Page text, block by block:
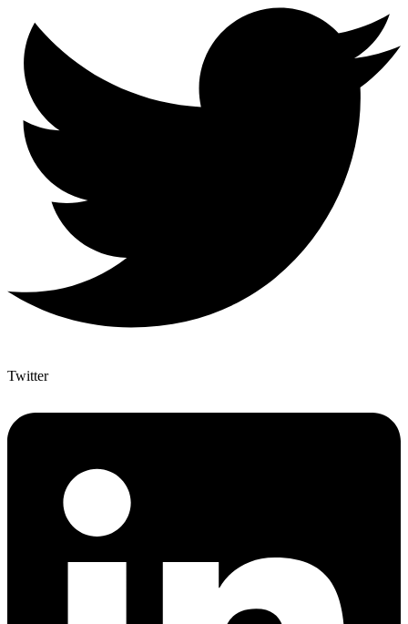
Twitter